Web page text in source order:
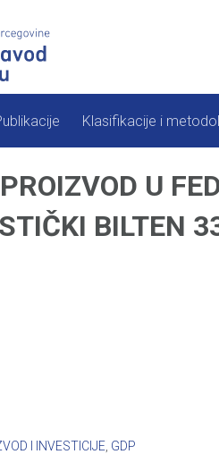
Klasifikacije i
U
BILTEN
I INVESTICIJE GDP